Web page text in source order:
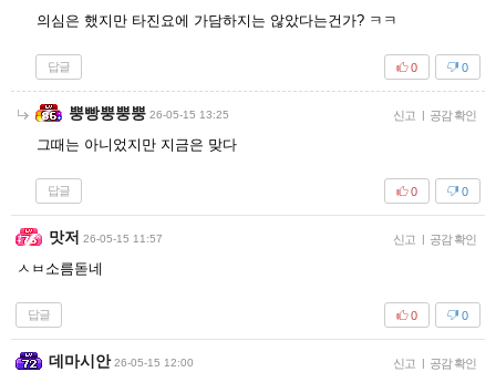
의심은 했지만 타진요에 가담하지는 않았다는건가? ㅋㅋ
답글 0
0
뿡빵뿡뿡뿡 26-05-15 13:25 신고 | 공감 확인
그때는 아니었지만 지금은 맞다
답글 0
0
맛저 26-05-15 11:57 신고 | 공감 확인
ㅅㅂ소름돋네
답글 0
0
데마시안 26-05-15 12:00 신고 | 공감 확인